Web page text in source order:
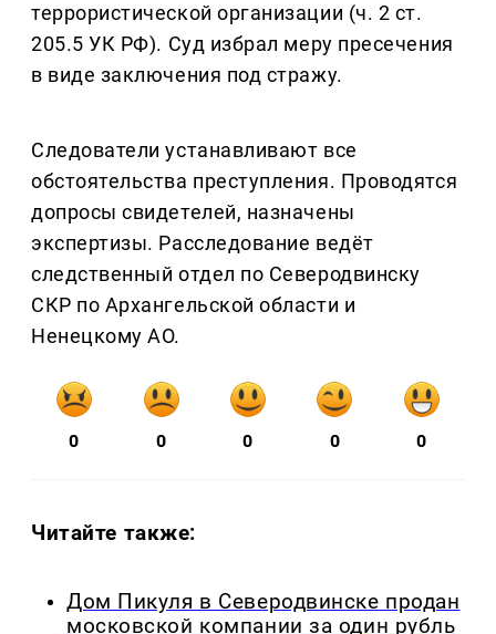
террористической организации (ч. 2 ст.
205.5 УК РФ). Суд избрал меру пресечения
в виде заключения под стражу.
Следователи устанавливают все
обстоятельства преступления. Проводятся
допросы свидетелей, назначены
экспертизы. Расследование ведёт
следственный отдел по Северодвинску
СКР по Архангельской области и
Ненецкому АО.
0 0 0 0 0
Читайте также:
Дом Пикуля в Северодвинске продан
московской компании за один рубль